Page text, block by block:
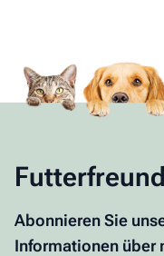
Abonnieren Sie
Informationen über